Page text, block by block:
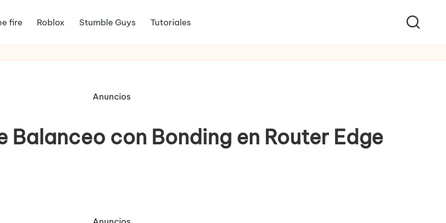
fire Roblox Stumble Guys Tutoriales
Anuncios
con Bonding en Router Edge